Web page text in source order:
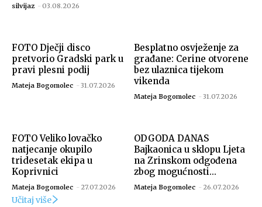
Snimio Dino Šef.
silvijaz - 03.08.2026
FOTO Dječji disco
pretvorio Gradski park u
pravi plesni podij
Mateja Bogomolec - 31.07.2026
Besplatno osvježenje za
građane: Cerine otvorene
bez ulaznica tijekom
vikenda
Mateja Bogomolec - 31.07.2026
FOTO Veliko lovačko
natjecanje okupilo
tridesetak ekipa u
Koprivnici
Mateja Bogomolec - 27.07.2026
ODGODA DANAS
Bajkaonica u sklopu Ljeta
na Zrinskom odgođena
zbog mogućnosti...
Mateja Bogomolec - 26.07.2026
Učitaj više